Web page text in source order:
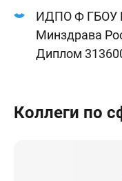
ИДПО Ф ГБОУ
Минздрава
Диплом
Коллеги по